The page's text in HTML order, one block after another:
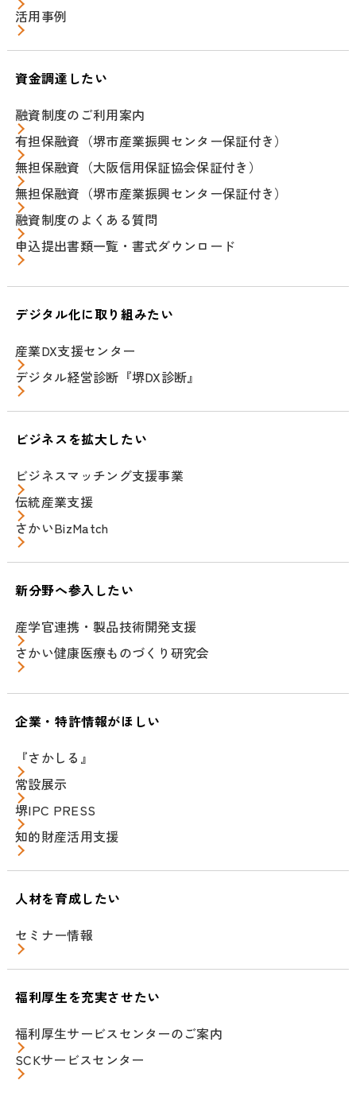
活用事例
資金調達したい
融資制度のご利用案内
有担保融資（堺市産業振興センター保証付き）
無担保融資（大阪信用保証協会保証付き）
無担保融資（堺市産業振興センター保証付き）
融資制度のよくある質問
申込提出書類一覧・書式ダウンロード
デジタル化に取り組みたい
産業DX支援センター
デジタル経営診断『堺DX診断』
ビジネスを拡大したい
ビジネスマッチング支援事業
伝統産業支援
さかいBizMatch
新分野へ参入したい
産学官連携・製品技術開発支援
さかい健康医療ものづくり研究会
企業・特許情報がほしい
『さかしる』
常設展示
堺IPC PRESS
知的財産活用支援
人材を育成したい
セミナー情報
福利厚生を充実させたい
福利厚生サービスセンターのご案内
SCKサービスセンター